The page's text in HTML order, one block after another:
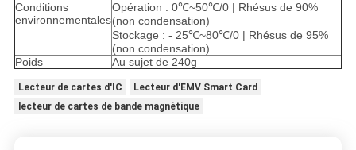
Conditions
environnementales
Opération : 0℃~50℃/0 | Rhésus de 90%
(non condensation)
Stockage : - 25℃~80℃/0 | Rhésus de 95%
(non condensation)
Poids
Au sujet de 240g
Lecteur de cartes d'IC
Lecteur d'EMV Smart Card
lecteur de cartes de bande magnétique